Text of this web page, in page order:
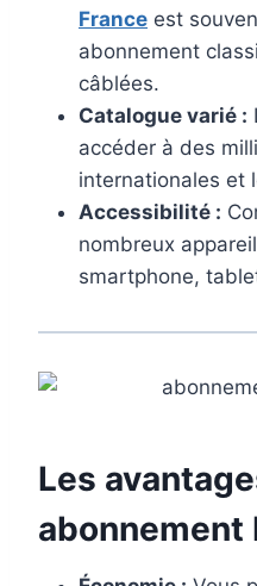
France est
abonnement
câblées.
Catalogue varié :
accéder à des
internationales et
Accessibilité :
nombreux
smartphone,
Les
abonnement